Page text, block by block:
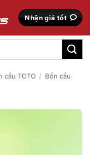
Nhận giá tốt
cầu TOTO / Bồn cầu